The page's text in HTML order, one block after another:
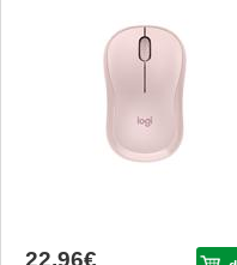
Seznamte se s myší M240 Silent,
spolehlivou myší Bluetooth®, která
váš pracovní prostor, připojí se
několika sekund a zajistí
produktivitu, která vydrží.
a 18měsíční výdrž baterie vám
22.96€